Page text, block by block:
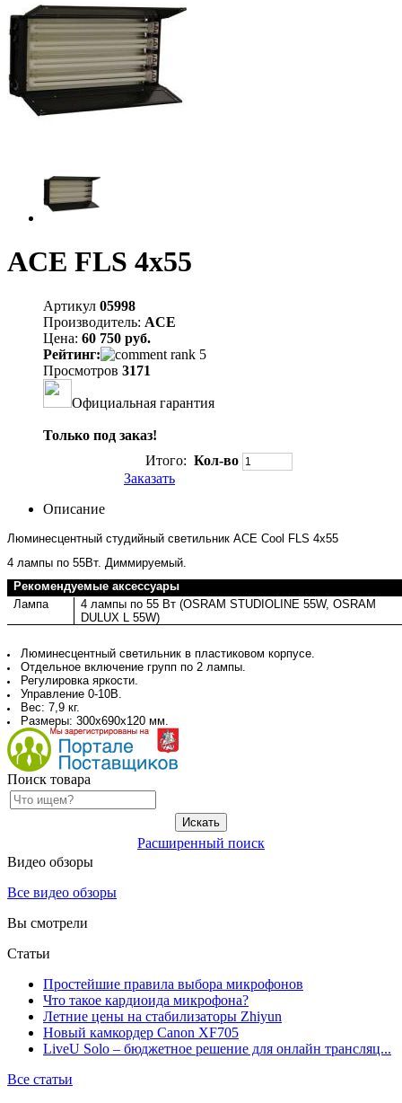
ACE FLS 4x55
Артикул 05998
Производитель: ACE
Цена: 60 750 руб.
Рейтинг:
Просмотров 3171
Официальная гарантия
Только под заказ!
Итого: Кол-во
Заказать
Описание
Люминесцентный студийный светильник ACE Cool FLS 4x55
4 лампы по 55Вт. Диммируемый.
Рекомендуемые аксессуары
Лампа
4 лампы по 55 Вт (OSRAM STUDIOLINE 55W, OSRAM
DULUX L 55W)
Люминесцентный светильник в пластиковом корпусе.
Отдельное включение групп по 2 лампы.
Регулировка яркости.
Управление 0-10В.
Вес: 7,9 кг.
Размеры: 300х690х120 мм.
Поиск товара
Расширенный поиск
Видео обзоры
Все видео обзоры
Вы смотрели
Статьи
Простейшие правила выбора микрофонов
Что такое кардиоида микрофона?
Летние цены на стабилизаторы Zhiyun
Новый камкордер Canon XF705
LiveU Solo – бюджетное решение для онлайн трансляц...
Все статьи